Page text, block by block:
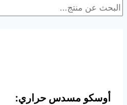
أوسكو مسدس حراري: